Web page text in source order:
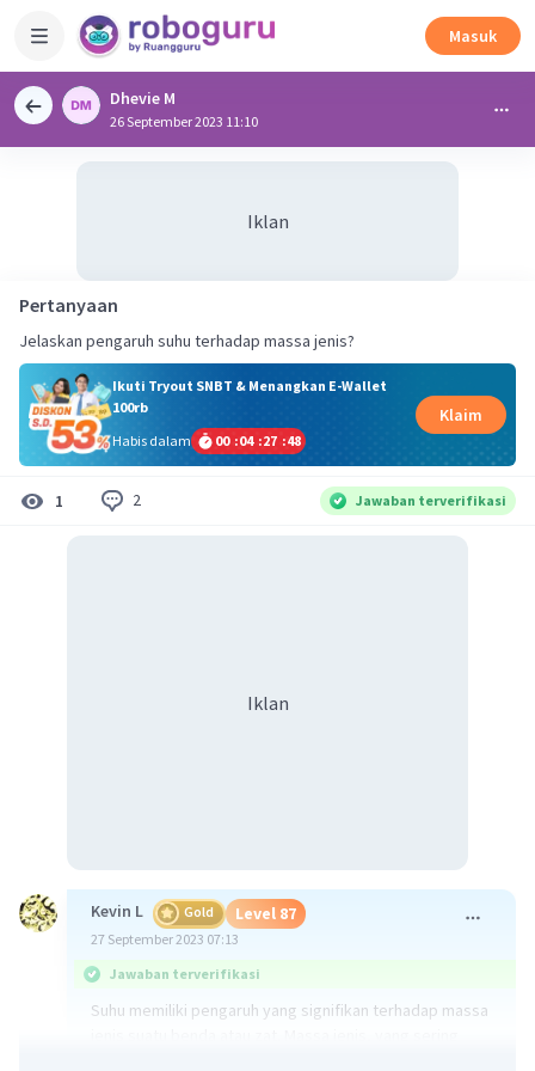
Masuk
Dhevie M
26 September 2023 11:10
Iklan
Pertanyaan
Jelaskan pengaruh suhu terhadap massa jenis?
Ikuti Tryout SNBT & Menangkan E-Wallet
100rb
Habis dalam
00 :04 :27 :48
Klaim
1 2 Jawaban terverifikasi
Iklan
Kevin L Gold Level 87
27 September 2023 07:13
Jawaban terverifikasi
Suhu memiliki pengaruh yang signifikan terhadap massa